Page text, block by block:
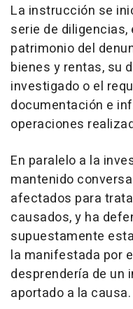
La instrucción se
serie de
patrimonio del
bienes y rentas, su
investigado o el
documentación e
operaciones
En paralelo a la
mantenido
afectados para
causados, y ha
supuestamente
la manifestada por
desprendería de un
aportado a la causa.